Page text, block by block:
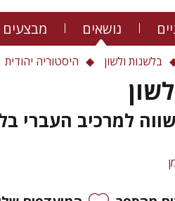
נושאים מבצעים
בלשנות ולשון היסטוריה יהודית
למרכיב העברי